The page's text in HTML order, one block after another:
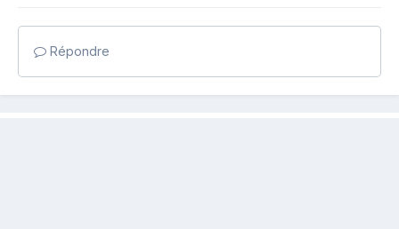
Répondre